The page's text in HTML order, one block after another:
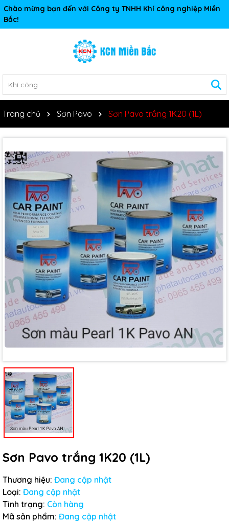
Chào mừng bạn đến với Công ty TNHH Khí công nghiệp Miền
Bắc!
Trang chủ Sơn Pavo Sơn Pavo trắng 1K20 (1L)
Sơn Pavo trắng 1K20 (1L)
Thương hiệu: Đang cập nhật
Loại: Đang cập nhật
Tình trạng: Còn hàng
Mã sản phẩm: Đang cập nhật